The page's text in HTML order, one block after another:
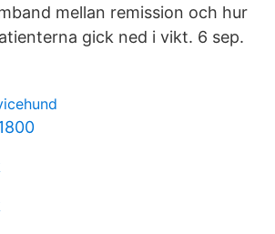
mellan remission och hur
gick ned i vikt. 6 sep.